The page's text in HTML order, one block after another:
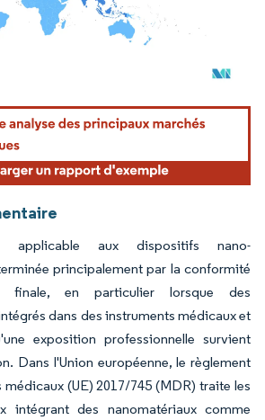
La réutilisation nécessite une attribution sous CC BY
applicable aux dispositifs nano-
principalement par la conformité
finale, en particulier lorsque des
dans des instruments médicaux et
exposition professionnelle survient
Dans l'Union européenne, le règlement
(UE) 2017/745 (MDR) traite les
intégrant des nanomatériaux comme